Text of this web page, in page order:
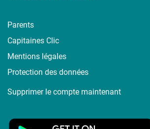
Parents
Capitaines Clic
Mentions légales
Protection des données
Supprimer le compte maintenant